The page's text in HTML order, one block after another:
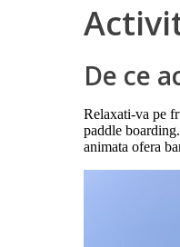
De ce
Relaxati-va pe
paddle
animata ofera